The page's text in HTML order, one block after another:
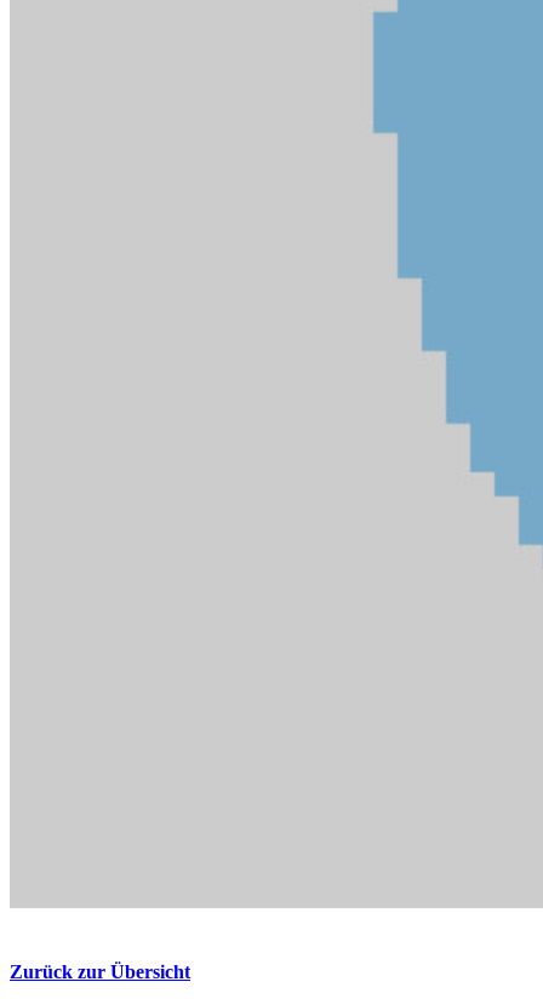
Zurück zur Übersicht